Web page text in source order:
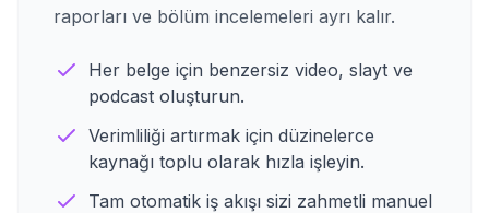
raporları ve bölüm incelemeleri ayrı kalır.
Her belge için benzersiz video, slayt ve
podcast oluşturun.
Verimliliği artırmak için düzinelerce
kaynağı toplu olarak hızla işleyin.
Tam otomatik iş akışı sizi zahmetli manuel